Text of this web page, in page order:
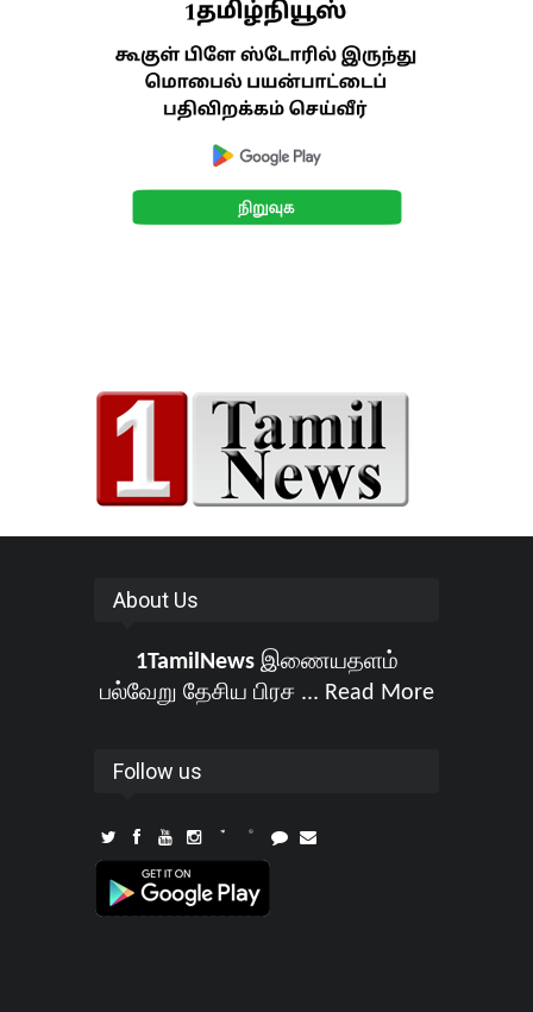
About Us
1TamilNewsஇணையதளம்
பல்வேறு தேசிய பிரச ... Read More
Follow us